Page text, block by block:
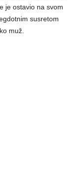
je ostavio na svom
susretom
muž.